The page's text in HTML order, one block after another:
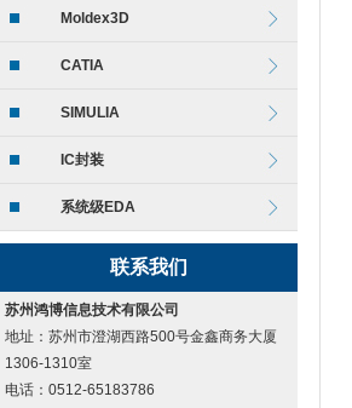
Moldex3D
CATIA
SIMULIA
IC封装
系统级EDA
联系我们
苏州鸿博信息技术有限公司
地址：苏州市澄湖西路500号金鑫商务大厦
1306-1310室
电话：0512-65183786